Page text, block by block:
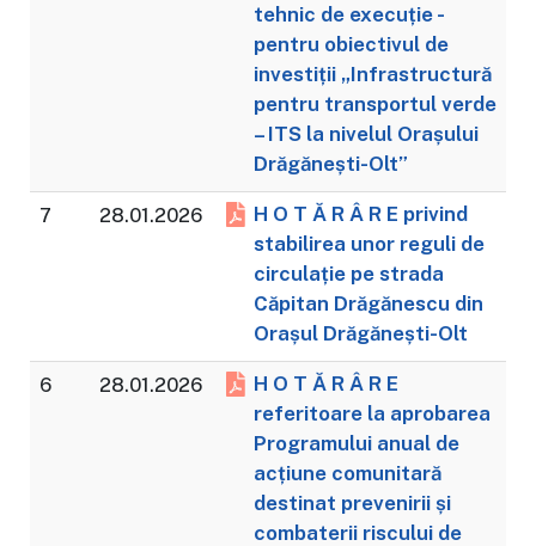
tehnic de execuție -
pentru obiectivul de
investiții „Infrastructură
pentru transportul verde
– ITS la nivelul Orașului
Drăgănești-Olt”
7 28.01.2026
H O T Ă R Â R E privind
stabilirea unor reguli de
circulație pe strada
Căpitan Drăgănescu din
Orașul Drăgănești-Olt
6 28.01.2026
H O T Ă R Â R E
referitoare la aprobarea
Programului anual de
acțiune comunitară
destinat prevenirii și
combaterii riscului de